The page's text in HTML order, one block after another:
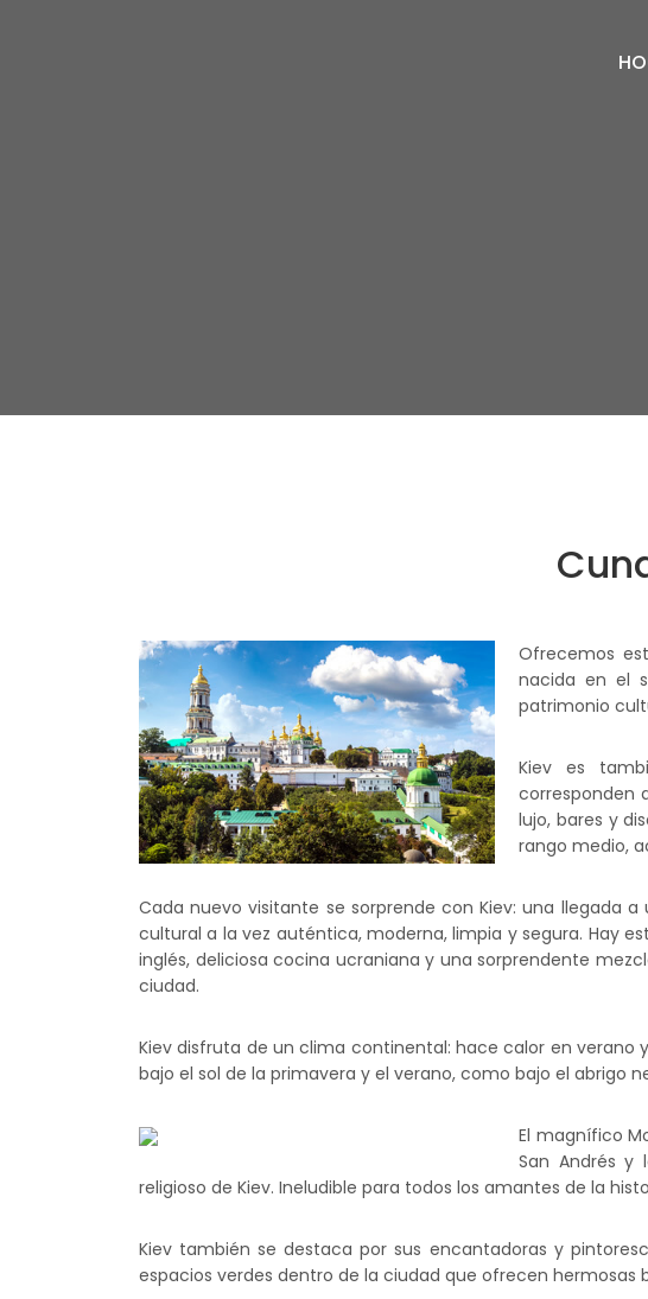
Ofrecemos
nacida en el
patrimonio
Kiev es
corresponden
lujo, bares y
rango medio,
Cada nuevo visitante se sorprende con Kiev: una llegada
cultural a la vez auténtica, moderna, limpia y segura. Hay
inglés, deliciosa cocina ucraniana y una sorprendente
ciudad.
Kiev disfruta de un clima continental: hace calor en
bajo el sol de la primavera y el verano, como bajo el abrigo
El magnífico
San Andrés y
religioso de Kiev. Ineludible para todos los amantes de la
Kiev también se destaca por sus encantadoras y
espacios verdes dentro de la ciudad que ofrecen hermosas